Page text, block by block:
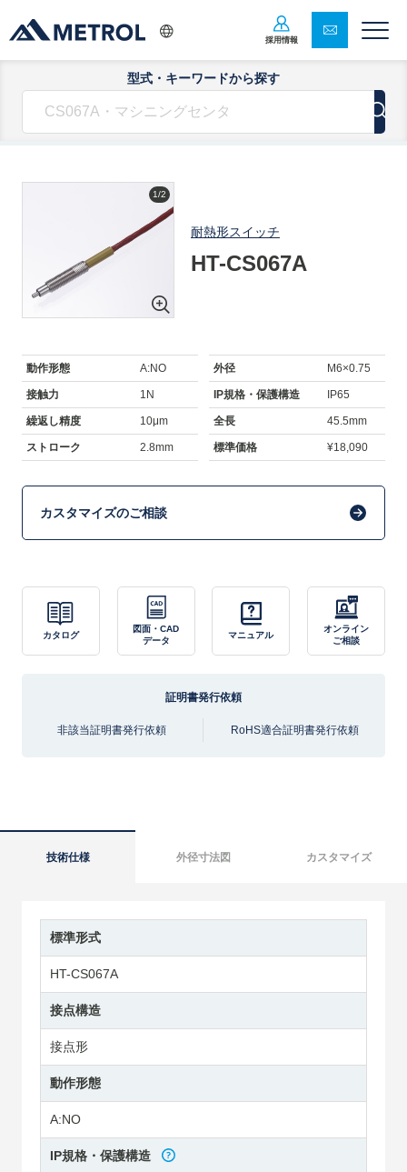
採用情報
型式・キーワードから探す
1/2
耐熱形スイッチ
HT-CS067A
動作形態 A:NO
接触力 1N
繰返し精度 10μm
ストローク 2.8mm
外径 M6×0.75
IP規格・保護構造 IP65
全長 45.5mm
標準価格 ¥18,090
カスタマイズのご相談
カタログ
図面・CAD
データ
マニュアル
オンライン
ご相談
証明書発行依頼
非該当証明書発行依頼 RoHS適合証明書発行依頼
技術仕様 外径寸法図 カスタマイズ
標準形式
HT-CS067A
接点構造
接点形
動作形態
A:NO
IP規格・保護構造